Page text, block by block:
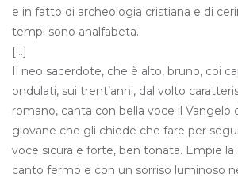
e in fatto di archeologia cristiana e di
tempi sono analfabeta.
[…]
Il neo sacerdote, che è alto, bruno, coi
ondulati, sui trent’anni, dal volto
romano, canta con bella voce il Vangelo
giovane che gli chiede che fare per
voce sicura e forte, ben tonata. Empie la
canto fermo e con un sorriso luminoso